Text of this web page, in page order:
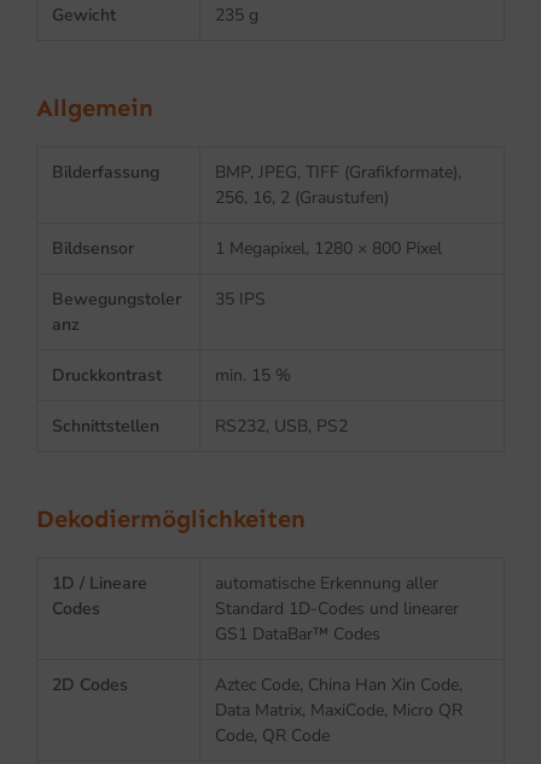
Gewicht 235 g
Allgemein
Bilderfassung
BMP, JPEG, TIFF (Grafikformate),
256, 16, 2 (Graustufen)
Bildsensor 1 Megapixel, 1280 × 800 Pixel
Bewegungstoler
anz
35 IPS
Druckkontrast min. 15 %
Schnittstellen RS232, USB, PS2
Dekodiermöglichkeiten
1D / Lineare
Codes
automatische Erkennung aller
Standard 1D-Codes und linearer
GS1 DataBar™ Codes
2D Codes
Aztec Code, China Han Xin Code,
Data Matrix, MaxiCode, Micro QR
Code, QR Code